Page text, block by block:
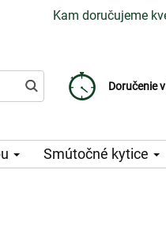
Kam doručujeme
Doručenie
Poplatok
Vyberte si
Smútočné kytice